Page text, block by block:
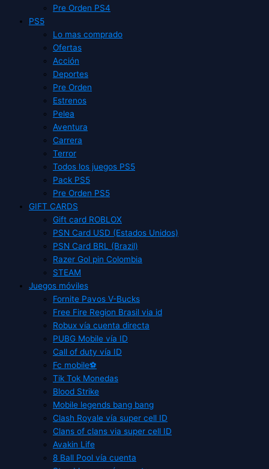
Pre Orden PS4
PS5
Lo mas comprado
Ofertas
Acción
Deportes
Pre Orden
Estrenos
Pelea
Aventura
Carrera
Terror
Todos los juegos PS5
Pack PS5
Pre Orden PS5
GIFT CARDS
Gift card ROBLOX
PSN Card USD (Estados Unidos)
PSN Card BRL (Brazil)
Razer Gol pin Colombia
STEAM
Juegos móviles
Fornite Pavos V-Bucks
Free Fire Region Brasil via id
Robux vía cuenta directa
PUBG Mobile vía ID
Call of duty vía ID
Fc mobile⚽
Tik Tok Monedas
Blood Strike
Mobile legends bang bang
Clash Royale vía super cell ID
Clans of clans via super cell ID
Avakin Life
8 Ball Pool vía cuenta